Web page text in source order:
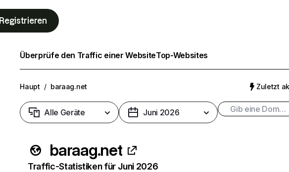
Registrieren
Überprüfe den Traffic einer WebsiteTop-Websites
Haupt / baraag.net Zuletzt
Alle Geräte Juni 2026
baraag.net
Traffic-Statistiken für Juni 2026